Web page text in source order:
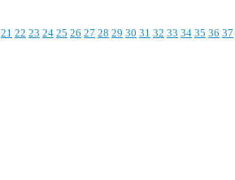
21 22 23 24 25 26 27 28 29 30 31 32 33 34 35 36 37